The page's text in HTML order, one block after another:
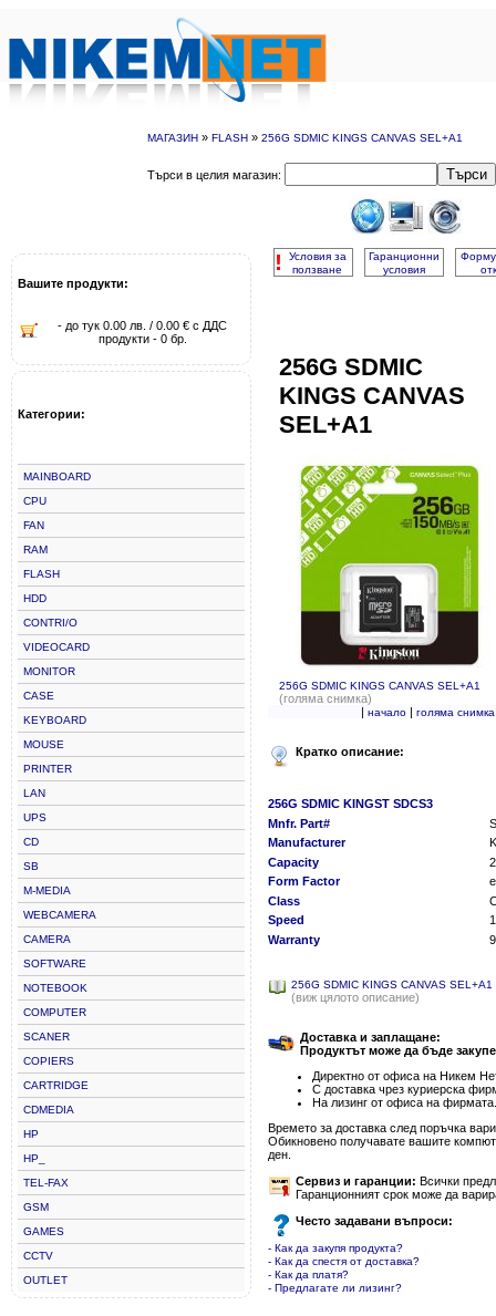
МАГАЗИН » FLASH » 256G SDMIC KINGS CANVAS SEL+A1
Търси в целия магазин: Търси
Вашите продукти:
- до тук 0.00 лв. / 0.00 € с ДДС
продукти - 0 бр.
Категории:
MAINBOARD
CPU
FAN
RAM
FLASH
HDD
CONTRI/O
VIDEOCARD
MONITOR
CASE
KEYBOARD
MOUSE
PRINTER
LAN
UPS
CD
SB
M-MEDIA
WEBCAMERA
CAMERA
SOFTWARE
NOTEBOOK
COMPUTER
SCANER
COPIERS
CARTRIDGE
CDMEDIA
HP
HP_
TEL-FAX
GSM
GAMES
CCTV
OUTLET
!
Условия за
ползване
Гаранционни
условия
256G SDMIC
KINGS CANVAS
SEL+A1
256G SDMIC KINGS CANVAS SEL+A1
(голяма снимка)
| начало| голяма снимка
Кратко описание:
256G SDMIC KINGST SDCS3
Mnfr. Part#
Manufacturer
Capacity
Form Factor
Class
Speed
Warranty
256G SDMIC KINGS CANVAS SEL+A1
(виж цялото описание)
Доставка и заплащане:
Продуктът може да бъде
Директно от офиса на Никем
С доставка чрез куриерска
На лизинг от офиса на фирмата.
Времето за доставка след поръчка
Обикновено получавате вашите
ден.
Сервиз и гаранции: Всички
Гаранционният срок може да
Често задавани въпроси:
- Как да закупя продукта?
- Как да спестя от доставка?
- Как да платя?
- Предлагате ли лизинг?